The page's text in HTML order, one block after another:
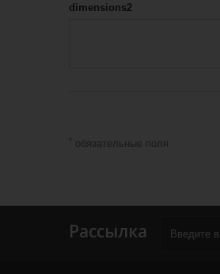
dimensions2
обязательные поля
Рассылка